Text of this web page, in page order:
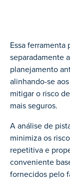
Essa
separadamente
planejamento
alinhando-se
mitigar o risco
mais seguros.
A análise de
minimiza os
repetitiva e
conveniente
fornecidos pelo